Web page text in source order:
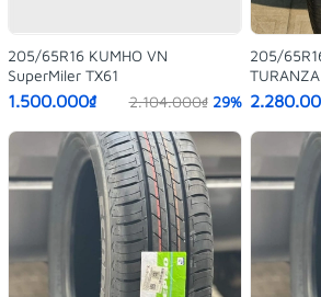
205/65R16 KUMHO VN
SuperMiler TX61
1.500.000₫ 2.104.000₫ 29%
205/